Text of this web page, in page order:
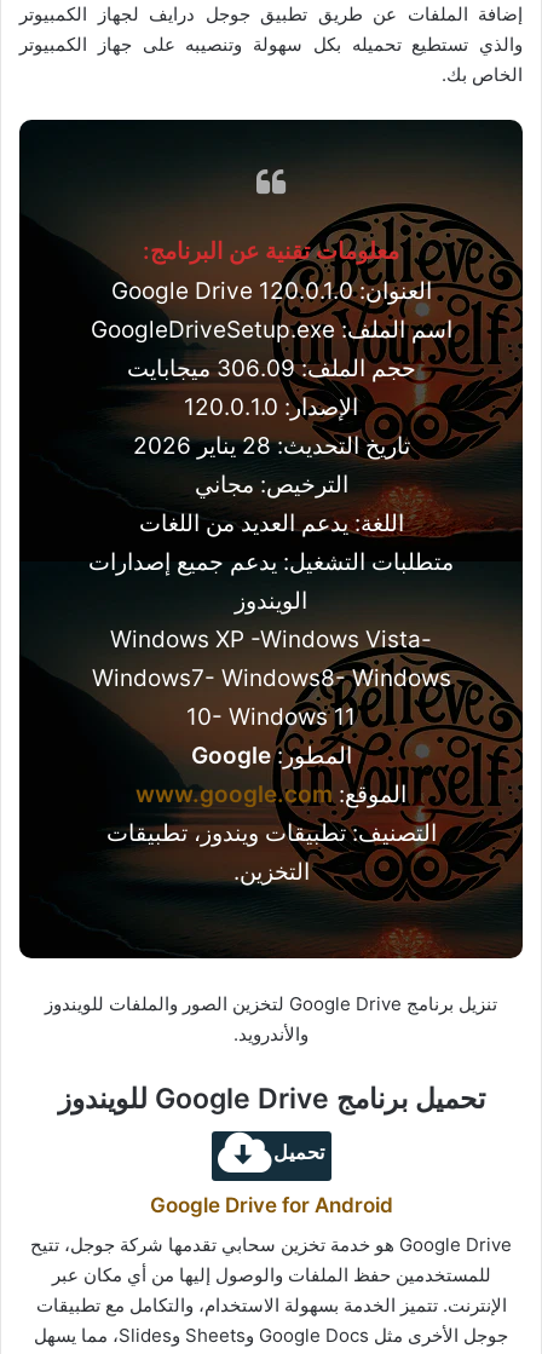
إضافة الملفات عن طريق تطبيق جوجل درايف لجهاز الكمبيوتر
والذي تستطيع تحميله بكل سهولة وتنصيبه على جهاز الكمبيوتر
الخاص بك.
معلومات تقنية عن البرنامج:
العنوان: Google Drive 120.0.1.0
اسم الملف: GoogleDriveSetup.exe
حجم الملف: 306.09 ميجابايت
الإصدار: 120.0.1.0
تاريخ التحديث: 28 يناير 2026
الترخيص: مجاني
اللغة: يدعم العديد من اللغات
متطلبات التشغيل: يدعم جميع إصدارات
الويندوز
Windows XP -Windows Vista-
Windows7- Windows8- Windows
10- Windows 11
المطور:Google
الموقع: www.google.com
التصنيف: تطبيقات ويندوز، تطبيقات
التخزين.
تنزيل برنامج Google Drive لتخزين الصور والملفات للويندوز
والأندرويد.
تحميل برنامج Google Drive للويندوز
تحميل
Google Drive for Android
Google Drive هو خدمة تخزين سحابي تقدمها شركة جوجل، تتيح
للمستخدمين حفظ الملفات والوصول إليها من أي مكان عبر
الإنترنت. تتميز الخدمة بسهولة الاستخدام، والتكامل مع تطبيقات
جوجل الأخرى مثل Google Docs وSheets وSlides، مما يسهل